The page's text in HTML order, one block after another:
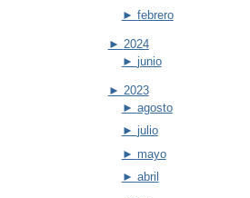
► febrero
► 2024
► junio
► 2023
► agosto
► julio
► mayo
► abril